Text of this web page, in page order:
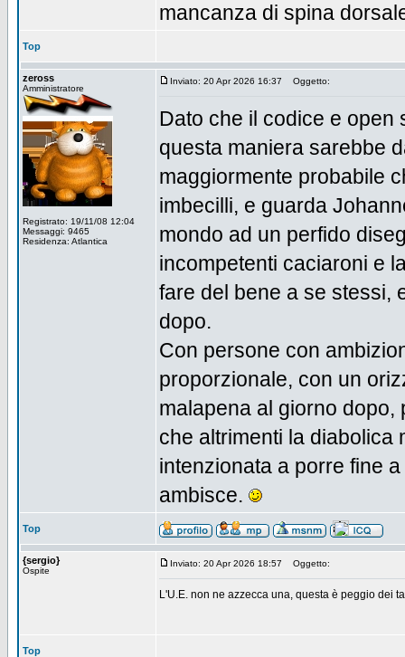
mancanza di spina
Top
zeross
Amministratore
Registrato: 19/11/08 12:04
Messaggi: 9465
Residenza: Atlantica
Inviato: 20 Apr 2026 16:37 Oggetto:
Dato che il codice e open
questa maniera sarebbe
maggiormente probabile
imbecilli, e guarda
mondo ad un perfido
incompetenti caciaroni e
fare del bene a se stessi,
dopo.
Con persone con
proporzionale, con un
malapena al giorno
che altrimenti la diabolica
intenzionata a porre fine
ambisce.
Top
{sergio}
Ospite
Inviato: 20 Apr 2026 18:57 Oggetto:
L'U.E. non ne azzecca una, questa è peggio dei
Top